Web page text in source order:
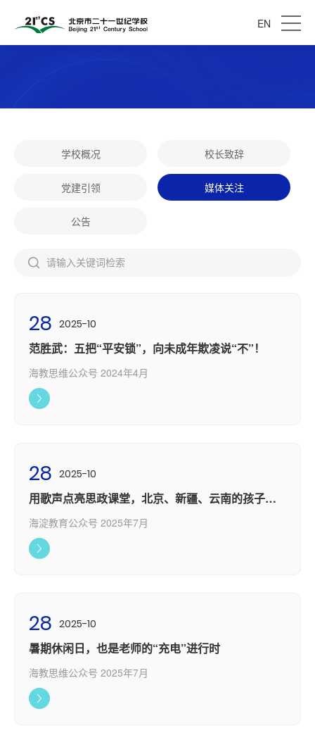
EN
学校概况 校长致辞
党建引领 媒体关注
公告
28 2025-10
范胜武：五把“平安锁”，向未成年欺凌说“不”！
海教思维公众号 2024年4月
28 2025-10
用歌声点亮思政课堂，北京、新疆、云南的孩子们
共上一堂课
海淀教育公众号 2025年7月
28 2025-10
暑期休闲日，也是老师的“充电”进行时
海教思维公众号 2025年7月